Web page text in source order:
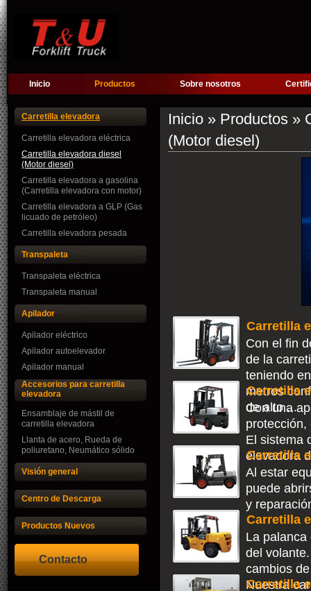
Inicio Productos Sobre nosotros
Carretilla elevadora
Carretilla elevadora eléctrica
Carretilla elevadora diesel
(Motor diesel)
Carretilla elevadora a gasolina
(Carretilla elevadora con motor)
Carretilla elevadora a GLP (Gas
licuado de petróleo)
Carretilla elevadora pesada
Transpaleta
Transpaleta eléctrica
Transpaleta manual
Apilador
Apilador eléctrico
Apilador autoelevador
Apilador manual
Accesorios para carretilla
elevadora
Ensamblaje de mástil de
carretilla elevadora
Llanta de acero, Rueda de
poliuretano, Neumático sólido
Visión general
Centro de Descarga
Productos Nuevos
Contacto
Inicio » Productos »
(Motor diesel)
Carretilla
Con el fin
de la
teniendo
metros
de alto ...
Carretilla
Con una
El sistema
elevadora
Carretilla
Al estar
puede
y
Carretilla
La
del
cambios
Nuestra
Carretilla